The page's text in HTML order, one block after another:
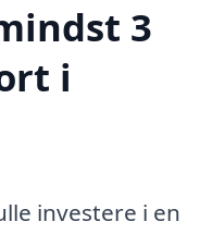
3
i
investere i en